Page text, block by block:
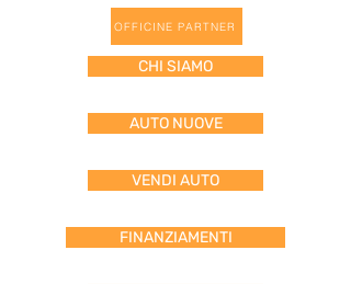
OFFICINE PARTNER
CHI SIAMO
AUTO NUOVE
VENDI AUTO
FINANZIAMENTI